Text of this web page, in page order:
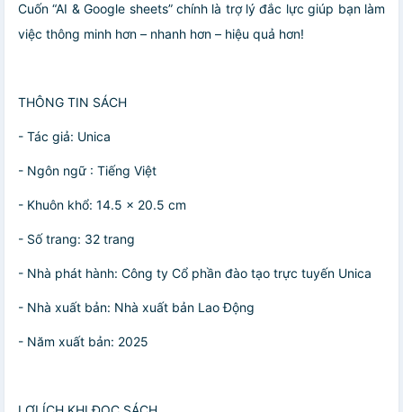
Cuốn “AI & Google sheets” chính là trợ lý đắc lực giúp bạn làm
việc thông minh hơn – nhanh hơn – hiệu quả hơn!
THÔNG TIN SÁCH
- Tác giả: Unica
- Ngôn ngữ : Tiếng Việt
- Khuôn khổ: 14.5 x 20.5 cm
- Số trang: 32 trang
- Nhà phát hành: Công ty Cổ phần đào tạo trực tuyến Unica
- Nhà xuất bản: Nhà xuất bản Lao Động
- Năm xuất bản: 2025